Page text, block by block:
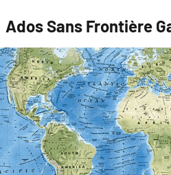
au
contenu
Ados Sans Frontière